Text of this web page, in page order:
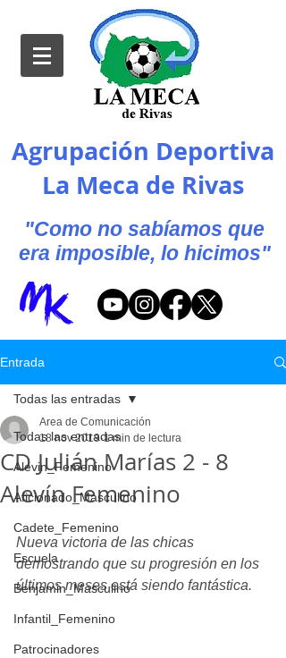
Agrupación Deportiva
La Meca de Rivas
"Como no sabíamos que
era imposible, lo hicimos"
Entrada
Todas las entradas
Alevin_Femenino
Aficionado_Masculino
Cadete_Femenino
Escuela
Benjamin_Masculino
Infantil_Femenino
Patrocinadores
Todas las entradas
CD Julián Marías 2 - 8
Alevín Femenino
Area de Comunicación
18 nov 2019 1 min de lectura
Nueva victoria de las chicas
demostrando que su progresión en los
últimos meses está siendo fantástica.